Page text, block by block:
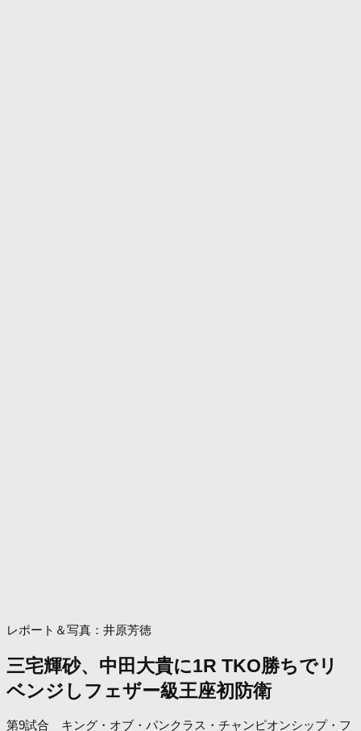
レポート＆写真：井原芳徳
三宅輝砂、中田大貴に1R TKO勝ちでリ
ベンジしフェザー級王座初防衛
第9試合 キング・オブ・パンクラス・チャンピオンシップ・フ